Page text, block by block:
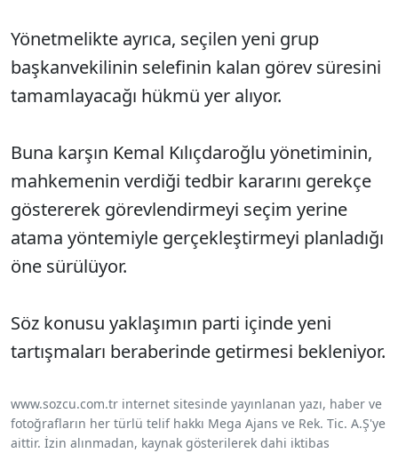
Yönetmelikte ayrıca, seçilen yeni grup
başkanvekilinin selefinin kalan görev süresini
tamamlayacağı hükmü yer alıyor.
Buna karşın Kemal Kılıçdaroğlu yönetiminin,
mahkemenin verdiği tedbir kararını gerekçe
göstererek görevlendirmeyi seçim yerine
atama yöntemiyle gerçekleştirmeyi planladığı
öne sürülüyor.
Söz konusu yaklaşımın parti içinde yeni
tartışmaları beraberinde getirmesi bekleniyor.
www.sozcu.com.tr internet sitesinde yayınlanan yazı, haber ve
fotoğrafların her türlü telif hakkı Mega Ajans ve Rek. Tic. A.Ş'ye
aittir. İzin alınmadan, kaynak gösterilerek dahi iktibas